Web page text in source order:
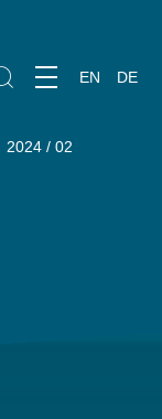
EN DE
2024 / 02